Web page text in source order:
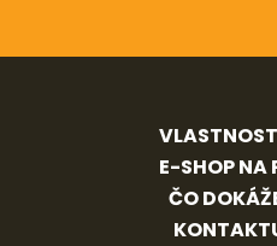
E-SHOP NA
ČO